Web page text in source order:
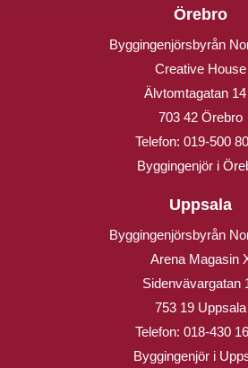
Örebro
Byggingenjörsbyrån
Creative House
Älvtomtagatan 14
703 42 Örebro
Telefon: 019-500
Byggingenjör i
Uppsala
Byggingenjörsbyrån
Arena Magasin
Sidenvävargatan
753 19 Uppsala
Telefon: 018-430
Byggingenjör i